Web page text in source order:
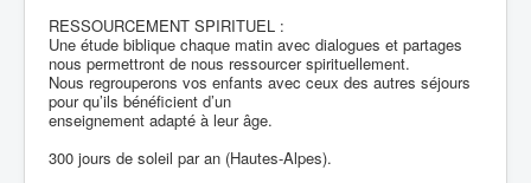
RESSOURCEMENT SPIRITUEL :
Une étude biblique chaque matin avec dialogues et partages
nous permettront de nous ressourcer spirituellement.
Nous regrouperons vos enfants avec ceux des autres séjours
pour qu’ils bénéficient d’un
enseignement adapté à leur âge.
300 jours de soleil par an (Hautes-Alpes).